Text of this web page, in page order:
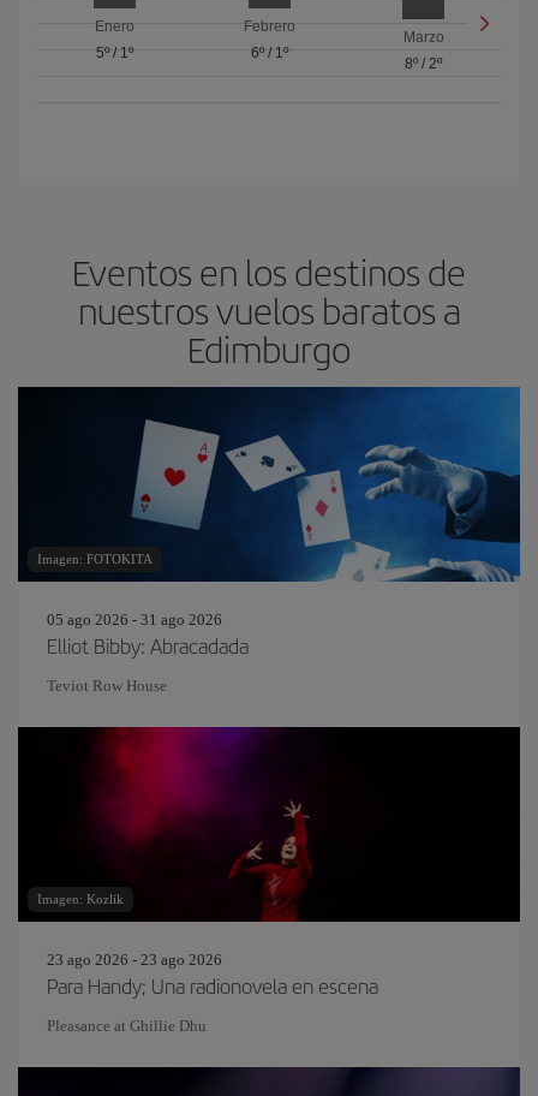
Enero
5º/ 1º
Febrero
6º/ 1º
Marzo
8º /2º
Eventos en los destinos de
nuestros vuelos baratos a
Edimburgo
Imagen: FOTOKITA
05 ago 2026 - 31 ago 2026
Elliot Bibby: Abracadada
Teviot Row House
Imagen: Kozlik
23 ago 2026 - 23 ago 2026
Para Handy; Una radionovela en escena
Pleasance at Ghillie Dhu